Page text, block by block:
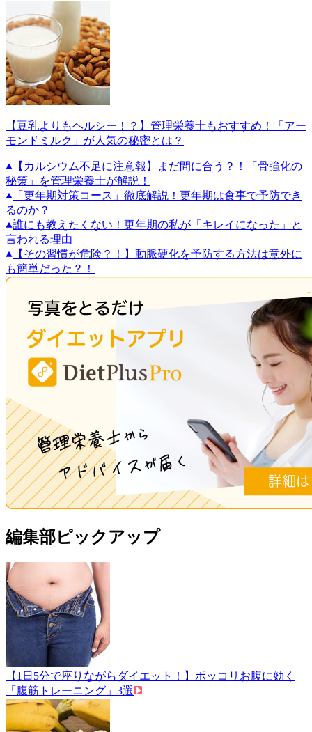
【豆乳よりもヘルシー！？】管理栄養士もおすすめ！「アー
モンドミルク」が人気の秘密とは？
【カルシウム不足に注意報】まだ間に合う？！「骨強化の
秘策」を管理栄養士が解説！
「更年期対策コース」徹底解説！更年期は食事で予防でき
るのか？
誰にも教えたくない！更年期の私が「キレイになった」と
言われる理由
【その習慣が危険？！】動脈硬化を予防する方法は意外に
も簡単だった？！
編集部ピックアップ
【1日5分で座りながらダイエット！】ポッコリお腹に効く
「腹筋トレーニング」3選